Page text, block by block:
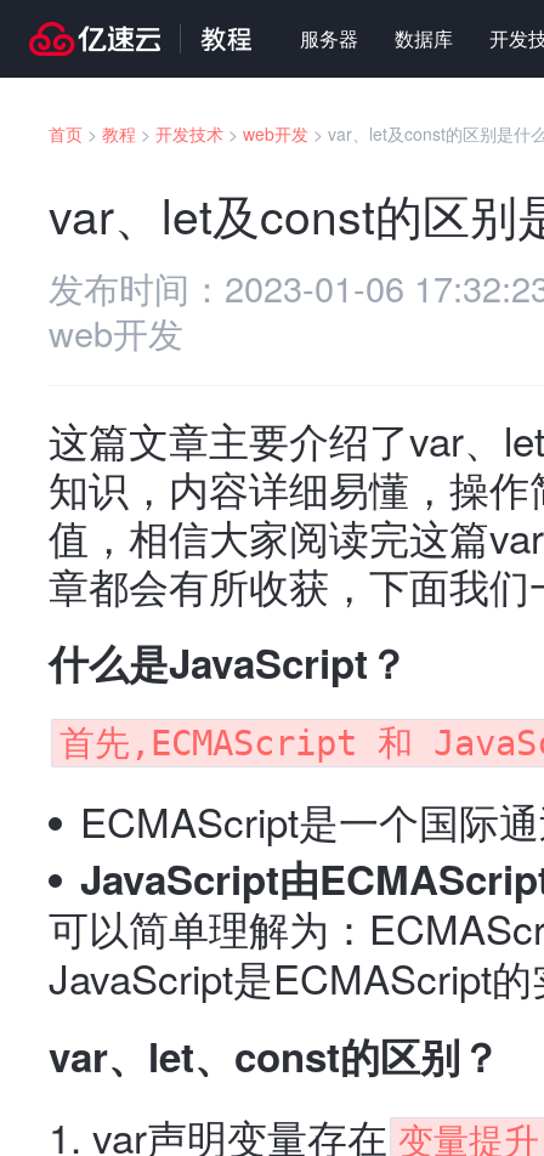
服务器 数据库 开发
首页 > 教程 > 开发技术 > web开发 > var、let及const的区别是什
var、let及const的区别
发布时间： 2023-01-06
web开发
这篇文章主要介绍了var、
知识，内容详细易懂，操
值，相信大家阅读完这篇
章都会有所收获，下面我
什么是JavaScript？
首先,ECMAScript 和
ECMAScript是一个国际
JavaScript由
可以简单理解为：
JavaScript是ECMAScript
var、let、const的区别？
1. var声明变量存在 变量提升